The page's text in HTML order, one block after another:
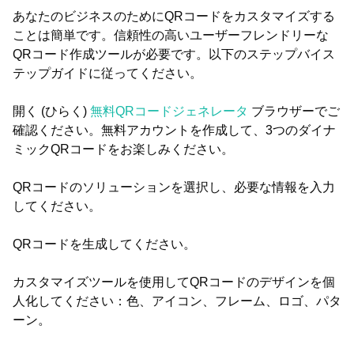
あなたのビジネスのためにQRコードをカスタマイズする
ことは簡単です。信頼性の高いユーザーフレンドリーな
QRコード作成ツールが必要です。以下のステップバイス
テップガイドに従ってください。
開く (ひらく) 無料QRコードジェネレータ ブラウザーでご
確認ください。無料アカウントを作成して、3つのダイナ
ミックQRコードをお楽しみください。
QRコードのソリューションを選択し、必要な情報を入力
してください。
QRコードを生成してください。
カスタマイズツールを使用してQRコードのデザインを個
人化してください：色、アイコン、フレーム、ロゴ、パタ
ーン。